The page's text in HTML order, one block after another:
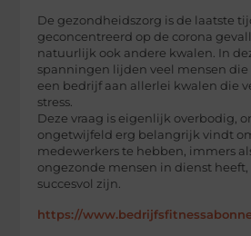
De gezondheidszorg is de laatste
geconcentreerd op de corona
natuurlijk ook andere kwalen. In
spanningen lijden veel mensen
een bedrijf aan allerlei kwalen die
stress.
Deze vraag is eigenlijk overbodig,
ongetwijfeld erg belangrijk vindt
medewerkers te hebben, immers
ongezonde mensen in dienst
succesvol zijn.
https://